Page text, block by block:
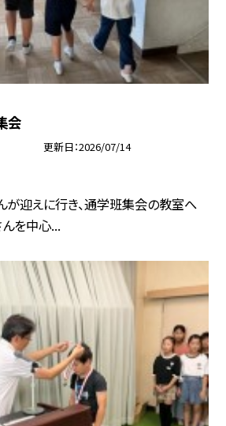
会
更新日 2026/07/14
迎えに行き、通学班集会の教室へ
んを中心...